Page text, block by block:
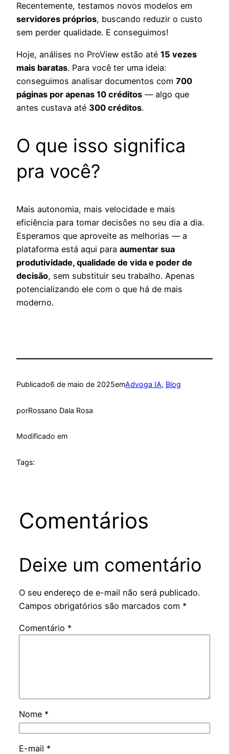
Recentemente, testamos novos modelos em
servidores próprios, buscando reduzir o custo
sem perder qualidade. E conseguimos!
Hoje, análises no ProView estão até 15 vezes
mais baratas. Para você ter uma ideia:
conseguimos analisar documentos com 700
páginas por apenas 10 créditos — algo que
antes custava até 300 créditos.
O que isso significa
pra você?
Mais autonomia, mais velocidade e mais
eficiência para tomar decisões no seu dia a dia.
Esperamos que aproveite as melhorias — a
plataforma está aqui para aumentar sua
produtividade, qualidade de vida e poder de
decisão, sem substituir seu trabalho. Apenas
potencializando ele com o que há de mais
moderno.
Publicado6 de maio de 2025emAdvoga IA, Blog
porRossano Dala Rosa
Modificado em
Tags:
Comentários
Deixe um comentário
O seu endereço de e-mail não será publicado.
Campos obrigatórios são marcados com *
Comentário *
Nome *
E-mail *